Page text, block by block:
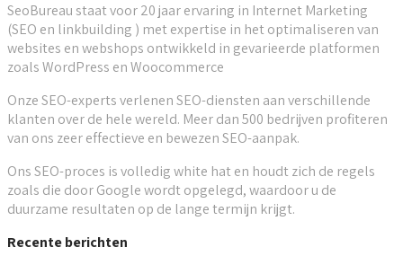
SeoBureau staat voor 20 jaar ervaring in Internet Marketing
(SEO en linkbuilding ) met expertise in het optimaliseren van
websites en webshops ontwikkeld in gevarieerde platformen
zoals WordPress en Woocommerce
Onze SEO-experts verlenen SEO-diensten aan verschillende
klanten over de hele wereld. Meer dan 500 bedrijven profiteren
van ons zeer effectieve en bewezen SEO-aanpak.
Ons SEO-proces is volledig white hat en houdt zich de regels
zoals die door Google wordt opgelegd, waardoor u de
duurzame resultaten op de lange termijn krijgt.
Recente berichten